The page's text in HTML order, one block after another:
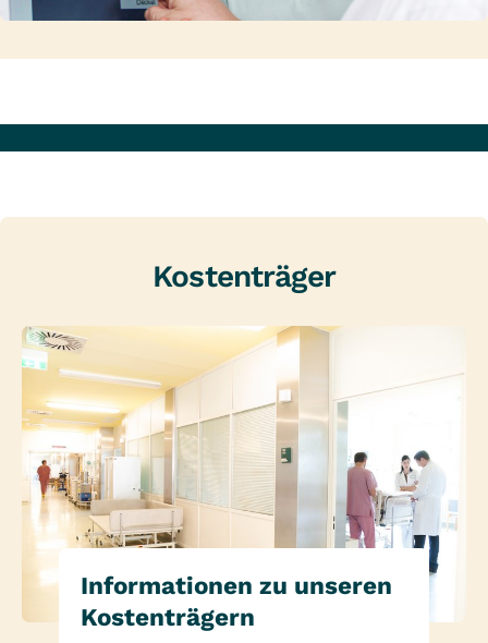
Kostenträger
Informationen zu unseren
Kostenträgern